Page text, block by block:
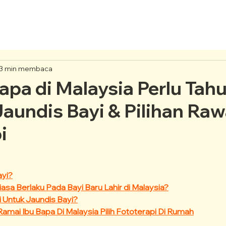
di Malaysia Perlu Tahu
Bayi & Pilihan
min membaca
Berlaku Pada Bayi Baru Lahir di Malaysia?
Jaundis Bayi?
Ibu Bapa Di Malaysia Pilih Fototerapi Di Rumah